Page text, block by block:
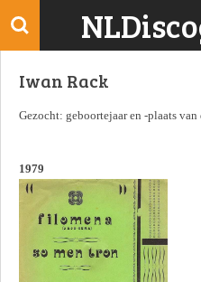
Ga
deIwan Rack
Gezocht: geboortejaar en -plaats van
1979